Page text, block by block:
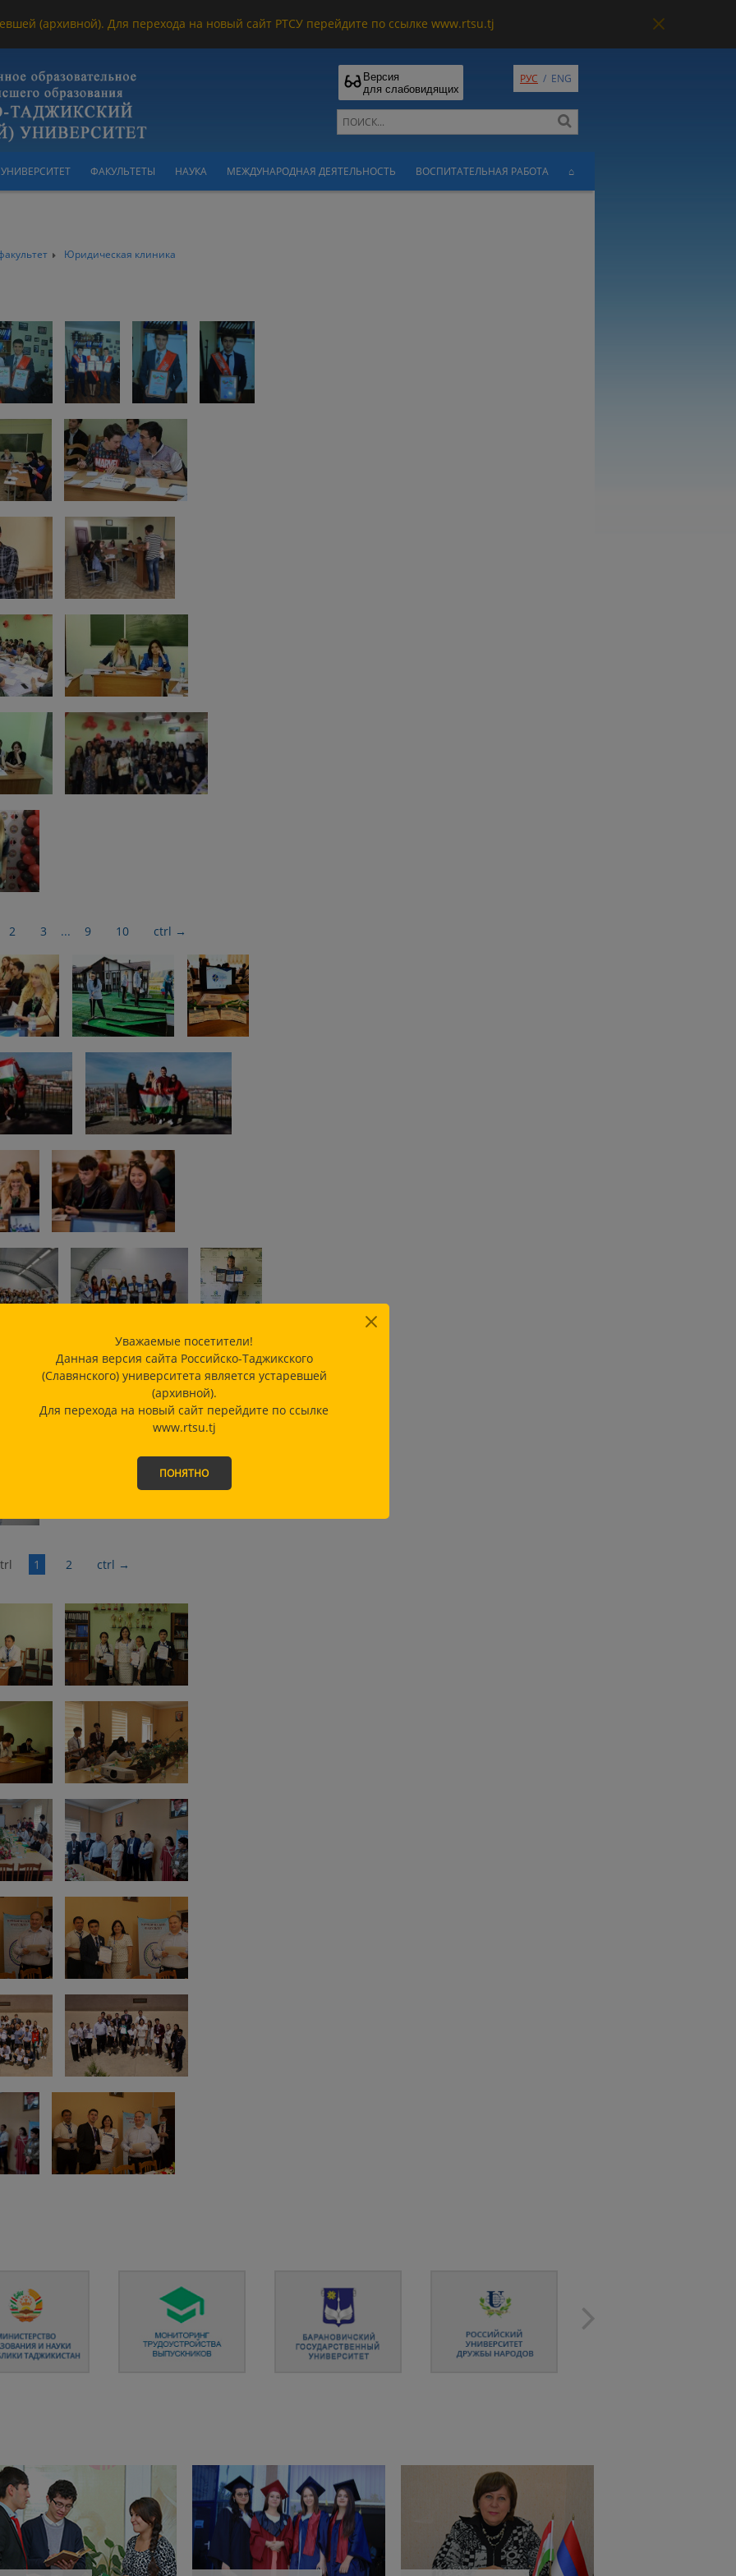
(архивной). Для перехода на новый сайт РТСУ перейдите по ссылке www.rtsu.tj
Версия
для слабовидящих
РУС / ENG
УНИВЕРСИТЕТ ФАКУЛЬТЕТЫ НАУКА МЕЖДУНАРОДНАЯ ДЕЯТЕЛЬНОСТЬ ВОСПИТАТЕЛЬНАЯ РАБОТА ⌂
Юридическая клиника
2 3 ... 9 10 ctrl →
1 2 ctrl →
Уважаемые посетители!
Данная версия сайта Российско-Таджикского
(Славянского) университета является устаревшей
(архивной).
Для перехода на новый сайт перейдите по ссылке
www.rtsu.tj
ПОНЯТНО